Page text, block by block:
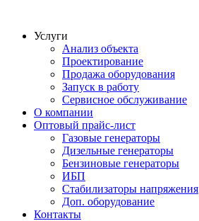
Услуги
Анализ объекта
Проектирование
Продажа оборудования
Запуск в работу
Сервисное обслуживание
О компании
Оптовый прайс-лист
Газовые генераторы
Дизельные генераторы
Бензиновые генераторы
ИБП
Стабилизаторы напряжения
Доп. оборудование
Контакты